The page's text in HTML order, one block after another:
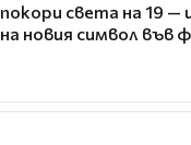
покори света на 19
на новия символ във